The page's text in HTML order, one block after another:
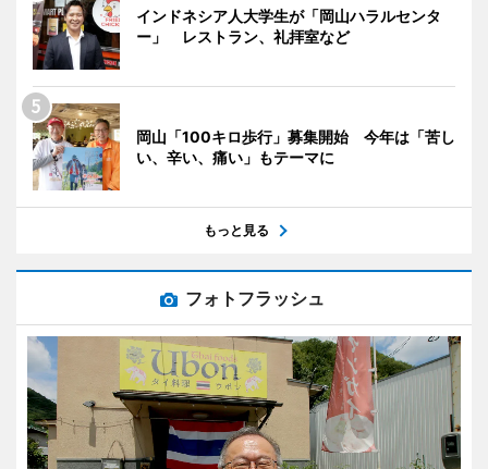
インドネシア人大学生が「岡山ハラルセンタ
ー」 レストラン、礼拝室など
岡山「100キロ歩行」募集開始 今年は「苦し
い、辛い、痛い」もテーマに
もっと見る
フォトフラッシュ